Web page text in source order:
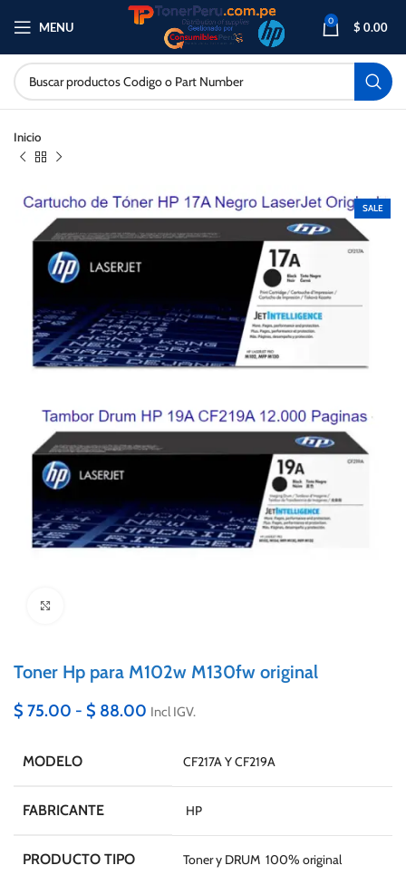
MENU 0 $ 0.00
Inicio
SALE
Toner Hp para M102w M130fw original
$ 75.00 - $ 88.00 Incl IGV.
MODELO CF217A Y CF219A
FABRICANTE HP
PRODUCTO TIPO Toner y DRUM 100% original